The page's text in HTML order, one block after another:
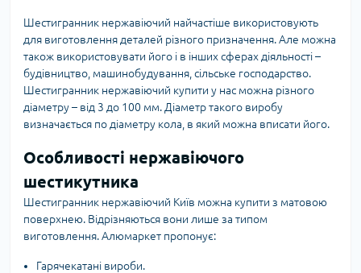
Шестигранник нержавіючий найчастіше використовують
для виготовлення деталей різного призначення. Але можна
також використовувати його і в інших сферах діяльності –
будівництво, машинобудування, сільське господарство.
Шестигранник нержавіючий купити у нас можна різного
діаметру – від 3 до 100 мм. Діаметр такого виробу
визначається по діаметру кола, в який можна вписати його.
Особливості нержавіючого
шестикутника
Шестигранник нержавіючий Київ можна купити з матовою
поверхнею. Відрізняються вони лише за типом
виготовлення. Алюмаркет пропонує:
Гарячекатані вироби.